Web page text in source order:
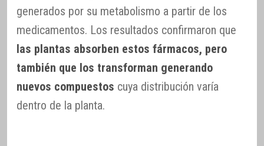
generados por su metabolismo a partir de los
medicamentos. Los resultados confirmaron que
las plantas absorben estos fármacos, pero
también que los transforman generando
nuevos compuestos cuya distribución varía
dentro de la planta.